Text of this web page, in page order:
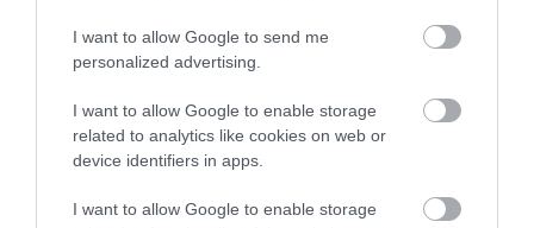
I want to allow Google to send me
personalized advertising.
I want to allow Google to enable storage
related to analytics like cookies on web or
device identifiers in apps.
I want to allow Google to enable storage
To Iatronet.gr επισκέπτονται περίπου 1.100.000
μοναδικοί επισκέπτες κάθε μήνα με μέσο όρο
προβολών σελίδων 3.500.000/μήνα και 240.000
FaceBook fans, ενώ το εβδομαδιαίο newsletter του
site αποστέλλεται σε 30.000 παραλήπτες.